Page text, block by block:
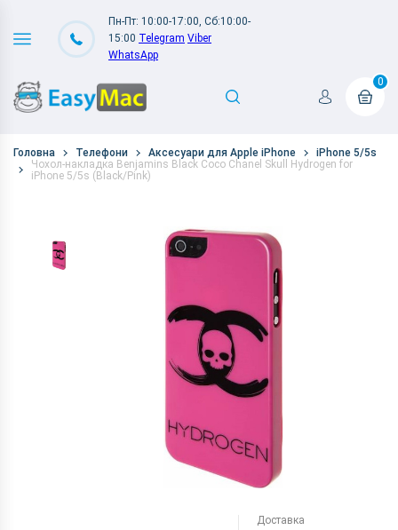
Пн-Пт: 10:00-17:00, Сб:10:00-
15:00 Telegram Viber
WhatsApp
0
Головна Телефони Аксесуари для Apple iPhone
iPhone 5/5s
Чохол-накладка Benjamins Black Coco Chanel Skull Hydrogen for
iPhone 5/5s (Black/Pink)
Доставка